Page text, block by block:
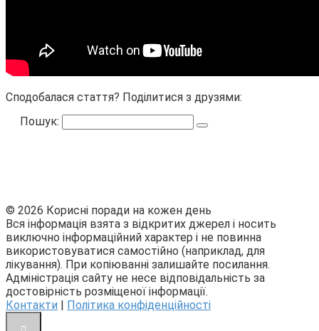
Сподобалася стаття? Поділитися з друзями:
Пошук:
© 2026 Корисні поради на кожен день
Вся інформація взята з відкритих джерел і носить
виключно інформаційний характер і не повинна
використовуватися самостійно (наприклад, для
лікування). При копіюванні залишайте посилання.
Адміністрація сайту не несе відповідальність за
достовірність розміщеної інформації.
Контакти | Політика конфіденційності